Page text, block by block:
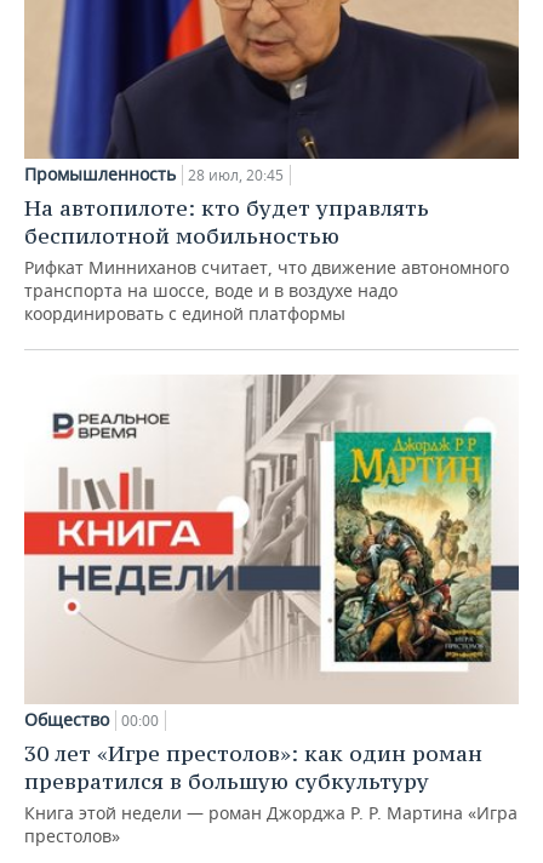
Промышленность 28 июл, 20:45
На автопилоте: кто будет управлять
беспилотной мобильностью
Рифкат Минниханов считает, что движение автономного
транспорта на шоссе, воде и в воздухе надо
координировать с единой платформы
Общество 00:00
30 лет «Игре престолов»: как один роман
превратился в большую субкультуру
Книга этой недели — роман Джорджа Р. Р. Мартина «Игра
престолов»